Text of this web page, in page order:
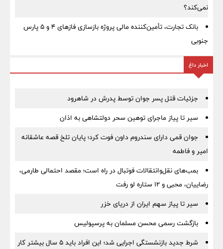
نمی‌کند؟
بانک تجارت، تأمین‌کننده مالی پروژه بازسازی فازهای ۴ و ۵ پارس
جنوبی
اخبار داغ
جزئیات قتل پسر جوان توسط پدرش در شاهرود
سیر تا پیاز ماجرای توهین سحر دولتشاهی به اذان
جوان قمی دارای سندروم داون فوت کرد؛ پایان تلخ قصه عاشقانه
امیر و فاطمه
بمب‌های نقل‌وانتقالات فوتبال در راه است؛ مقصد احتمالی طارمی،
رضاییان، محبی و ۱۲ ستاره لو رفت
سیر تا پیاز سهم ایران از دریای خزر
بازگشت رسمی محسن مسلمان به پرسپولیس
شرط جدید بازنشستگی اجرایی شد؛ این افراد باید ۵ سال بیشتر کار